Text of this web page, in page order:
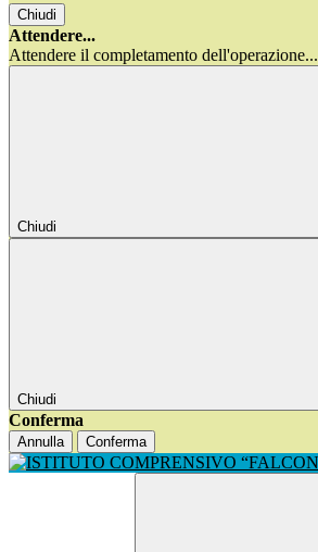
Chiudi
Attendere...
Attendere il completamento dell'operazione...
Chiudi
Chiudi
Conferma
Annulla Conferma